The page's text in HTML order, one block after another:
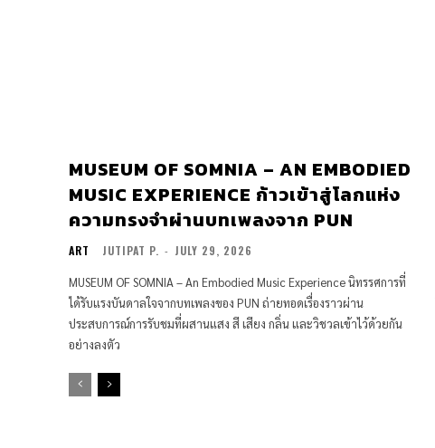
MUSEUM OF SOMNIA – AN EMBODIED
MUSIC EXPERIENCE ก้าวเข้าสู่โลกแห่ง
ความทรงจำผ่านบทเพลงจาก PUN
ART JUTIPAT P. - JULY 29, 2026
MUSEUM OF SOMNIA – An Embodied Music Experience นิทรรศการที่
ได้รับแรงบันดาลใจจากบทเพลงของ PUN ถ่ายทอดเรื่องราวผ่าน
ประสบการณ์การรับชมที่ผสานแสง สี เสียง กลิ่น และวิชวลเข้าไว้ด้วยกัน
อย่างลงตัว